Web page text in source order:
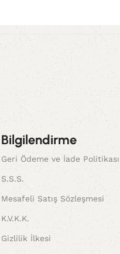
Bilgilendirme
Geri Ödeme ve İade Politikası
S.S.S.
Mesafeli Satış Sözleşmesi
K.V.K.K.
Gizlilik İlkesi